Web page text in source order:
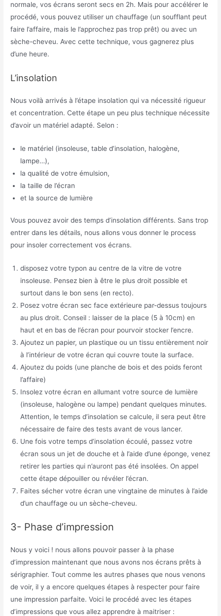
normale, vos écrans seront secs en 2h. Mais pour accélérer le
procédé, vous pouvez utiliser un chauffage (un soufflant peut
faire l’affaire, mais le l’approchez pas trop prêt) ou avec un
sèche-cheveu. Avec cette technique, vous gagnerez plus
d’une heure.
L’insolation
Nous voilà arrivés à l’étape insolation qui va nécessité rigueur
et concentration. Cette étape un peu plus technique nécessite
d’avoir un matériel adapté. Selon :
le matériel (insoleuse, table d’insolation, halogène,
lampe…),
la qualité de votre émulsion,
la taille de l’écran
et la source de lumière
Vous pouvez avoir des temps d’insolation différents. Sans trop
entrer dans les détails, nous allons vous donner le process
pour insoler correctement vos écrans.
disposez votre typon au centre de la vitre de votre
insoleuse. Pensez bien à être le plus droit possible et
surtout dans le bon sens (en recto).
Posez votre écran sec face extérieure par-dessus toujours
au plus droit. Conseil : laisser de la place (5 à 10cm) en
haut et en bas de l’écran pour pourvoir stocker l’encre.
Ajoutez un papier, un plastique ou un tissu entièrement noir
à l’intérieur de votre écran qui couvre toute la surface.
Ajoutez du poids (une planche de bois et des poids feront
l’affaire)
Insolez votre écran en allumant votre source de lumière
(insoleuse, halogène ou lampe) pendant quelques minutes.
Attention, le temps d’insolation se calcule, il sera peut être
nécessaire de faire des tests avant de vous lancer.
Une fois votre temps d’insolation écoulé, passez votre
écran sous un jet de douche et à l’aide d’une éponge, venez
retirer les parties qui n’auront pas été insolées. On appel
cette étape dépouiller ou révéler l’écran.
Faites sécher votre écran une vingtaine de minutes à l’aide
d’un chauffage ou un sèche-cheveu.
3- Phase d’impression
Nous y voici ! nous allons pouvoir passer à la phase
d’impression maintenant que nous avons nos écrans prêts à
sérigraphier. Tout comme les autres phases que nous venons
de voir, il y a encore quelques étapes à respecter pour faire
une impression parfaite. Voici le procédé avec les étapes
d’impressions que vous allez apprendre à maitriser :